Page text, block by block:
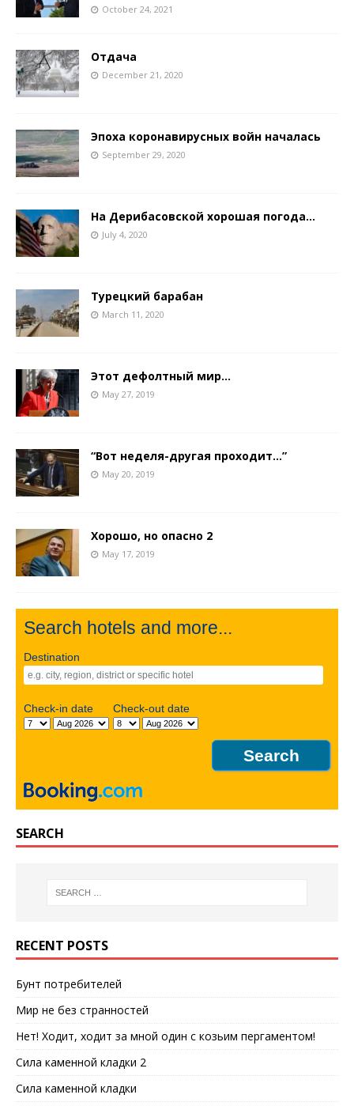
October 24, 2021
Отдача
December 21, 2020
Эпоха коронавирусных войн началась
September 29, 2020
На Дерибасовской хорошая погода…
July 4, 2020
Турецкий барабан
March 11, 2020
Этот дефолтный мир…
May 27, 2019
“Вот неделя-другая проходит…”
May 20, 2019
Хорошо, но опасно 2
May 17, 2019
Search hotels and more...
Destination
Check-in date Check-out date
SEARCH
RECENT POSTS
Бунт потребителей
Мир не без странностей
Нет! Ходит, ходит за мной один с козьим пергаментом!
Сила каменной кладки 2
Сила каменной кладки